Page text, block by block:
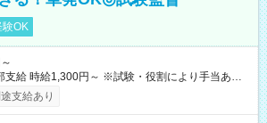
験OK
により手当あり
より昇給あり 【即給（前払い）オプションあ
れる場合、勤務から1週間ほどで給与の一部を受け
支給あり